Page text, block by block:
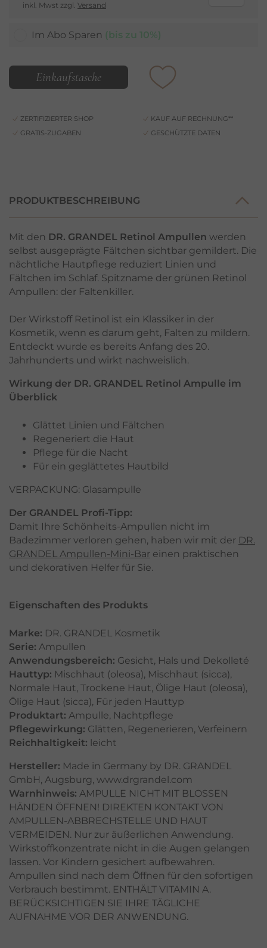
inkl. Mwst zzgl. Versand
Im Abo Sparen (bis zu 10%)
Einkaufstasche
ZERTIFIZIERTER SHOP
KAUF AUF RECHNUNG**
GRATIS-ZUGABEN
GESCHÜTZTE DATEN
PRODUKTBESCHREIBUNG
Mit den DR. GRANDEL Retinol Ampullen werden
selbst ausgeprägte Fältchen sichtbar gemildert. Die
nächtliche Hautpflege reduziert Linien und
Fältchen im Schlaf. Spitzname der grünen Retinol
Ampullen: der Faltenkiller.
Der Wirkstoff Retinol ist ein Klassiker in der
Kosmetik, wenn es darum geht, Falten zu mildern.
Entdeckt wurde es bereits Anfang des 20.
Jahrhunderts und wirkt nachweislich.
Wirkung der DR. GRANDEL Retinol Ampulle im
Überblick
Glättet Linien und Fältchen
Regeneriert die Haut
Pflege für die Nacht
Für ein geglättetes Hautbild
VERPACKUNG: Glasampulle
Der GRANDEL Profi-Tipp:
Damit Ihre Schönheits-Ampullen nicht im
Badezimmer verloren gehen, haben wir mit der DR.
GRANDEL Ampullen-Mini-Bar einen praktischen
und dekorativen Helfer für Sie.
Eigenschaften des Produkts
Marke: DR. GRANDEL Kosmetik
Serie: Ampullen
Anwendungsbereich: Gesicht, Hals und Dekolleté
Hauttyp: Mischhaut (oleosa), Mischhaut (sicca),
Normale Haut, Trockene Haut, Ölige Haut (oleosa),
Ölige Haut (sicca), Für jeden Hauttyp
Produktart: Ampulle, Nachtpflege
Pflegewirkung: Glätten, Regenerieren, Verfeinern
Reichhaltigkeit: leicht
Hersteller: Made in Germany by DR. GRANDEL
GmbH, Augsburg, www.drgrandel.com
Warnhinweis: AMPULLE NICHT MIT BLOSSEN
HÄNDEN ÖFFNEN! DIREKTEN KONTAKT VON
AMPULLEN-ABBRECHSTELLE UND HAUT
VERMEIDEN. Nur zur äußerlichen Anwendung.
Wirkstoffkonzentrate nicht in die Augen gelangen
lassen. Vor Kindern gesichert aufbewahren.
Ampullen sind nach dem Öffnen für den sofortigen
Verbrauch bestimmt. ENTHÄLT VITAMIN A.
BERÜCKSICHTIGEN SIE IHRE TÄGLICHE
AUFNAHME VOR DER ANWENDUNG.